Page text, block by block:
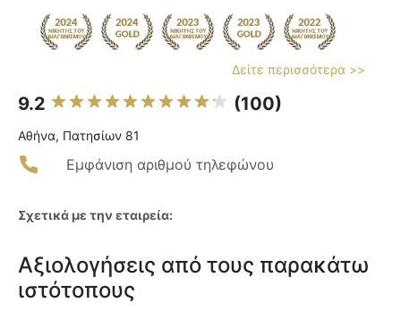
Δείτε περισσότερα >>
9.2 (100)
Αθήνα, Πατησίων 81
Εμφάνιση αριθμού τηλεφώνου
Σχετικά με την εταιρεία:
Αξιολογήσεις από τους παρακάτω
ιστότοπους